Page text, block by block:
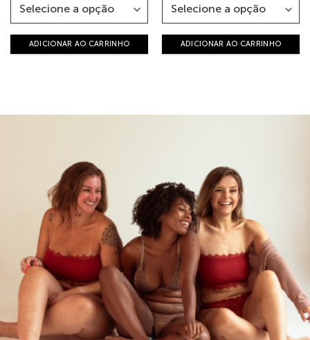
ADICIONAR AO CARRINHO ADICIONAR AO CARRINHO